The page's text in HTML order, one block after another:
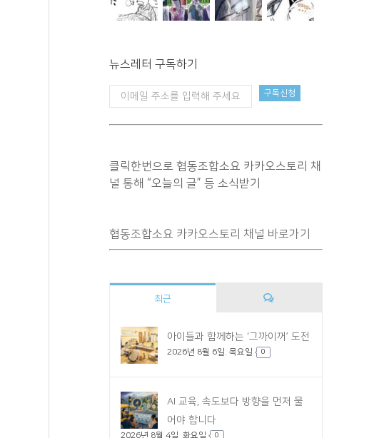
뉴스레터 구독하기
클릭한번으로 협동조합소요 카카오스토리 채
널 통해 “오늘의 글” 등 소식받기
협동조합소요 카카오스토리 채널 바로가기
최근
아이들과 함께하는 ‘그까이꺼’ 도전
2026년 8월 6일. 목요일 0
AI 교육, 속도보다 방향을 먼저 물
어야 합니다
2026년 8월 4일. 화요일 0